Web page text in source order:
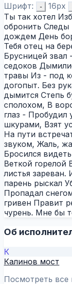
Шрифт: - 16px
Ты так хотел
обронить Следы
дождем День
Тебя отец на
Брусницей звал
седоков
травы Из - под
догопыт. Без
дымится Степь
сполохом, В
глаз - Пробудил
шкурами, Взят
На пути
звуком, Жаль,
Бросился
Веткой горелой
листья зареван.
парень рыскал
Пропадал
гривен Правит
чурень. Мне бы
Об
К
Калинов мост
Посмотреть все